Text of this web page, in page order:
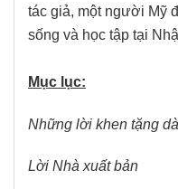
tác giả, một người Mỹ
sống và học tập tại
Mục lục:
Những lời khen tặng
Lời Nhà xuất bản